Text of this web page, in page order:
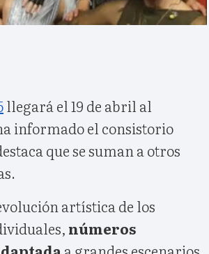
llegará el 19 de abril al
informado el consistorio
que se suman a otros
artística de los
números